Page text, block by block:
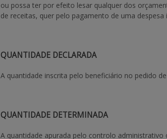
ou possa ter por efeito lesar qualquer dos
de receitas, quer pelo pagamento de uma despesa
QUANTIDADE DECLARADA
A quantidade inscrita pelo beneficiário no pedido
QUANTIDADE DETERMINADA
A quantidade apurada pelo controlo